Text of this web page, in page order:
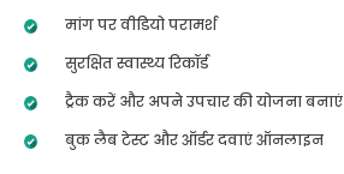
मांग पर वीडियो परामर्श
सुरक्षित स्वास्थ्य रिकॉर्ड
ट्रैक करें और अपने उपचार की योजना बनाएं
बुक लैब टेस्ट और ऑर्डर दवाएं ऑनलाइन